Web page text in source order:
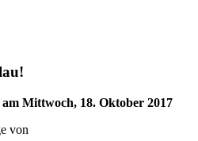
Mittwoch, 18. Oktober 2017
von